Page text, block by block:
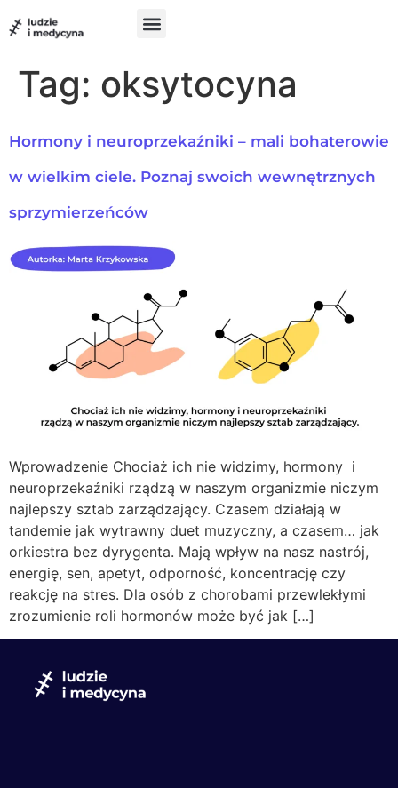
treści
Tag: oksytocyna
Hormony i neuroprzekaźniki – mali bohaterowie
w wielkim ciele. Poznaj swoich wewnętrznych
sprzymierzeńców
Wprowadzenie Chociaż ich nie widzimy, hormony i
neuroprzekaźniki rządzą w naszym organizmie niczym
najlepszy sztab zarządzający. Czasem działają w
tandemie jak wytrawny duet muzyczny, a czasem… jak
orkiestra bez dyrygenta. Mają wpływ na nasz nastrój,
energię, sen, apetyt, odporność, koncentrację czy
reakcję na stres. Dla osób z chorobami przewlekłymi
zrozumienie roli hormonów może być jak […]